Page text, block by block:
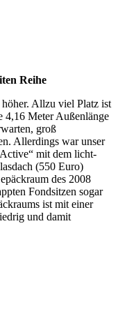
Reihe
Allzu viel Platz ist
4,16 Meter Außenlänge
groß
Allerdings war unser
mit dem licht-
(550 Euro)
des 2008
Fondsitzen sogar
ist mit einer
und damit